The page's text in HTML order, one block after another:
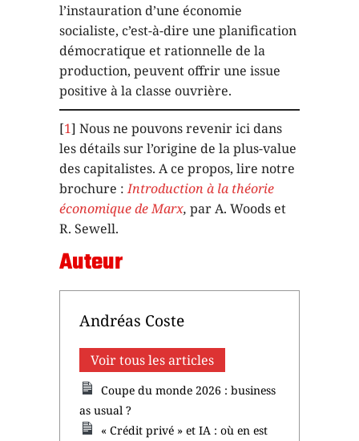
l’instauration d’une économie
socialiste, c’est-à-dire une planification
démocratique et rationnelle de la
production, peuvent offrir une issue
positive à la classe ouvrière.
[1] Nous ne pouvons revenir ici dans
les détails sur l’origine de la plus-value
des capitalistes. A ce propos, lire notre
brochure :Introduction à la théorie
économique de Marx, par A. Woods et
R. Sewell.
Auteur
Andréas Coste
Voir tous les articles
Coupe du monde 2026 : business
as usual ?
« Crédit privé » et IA : où en est